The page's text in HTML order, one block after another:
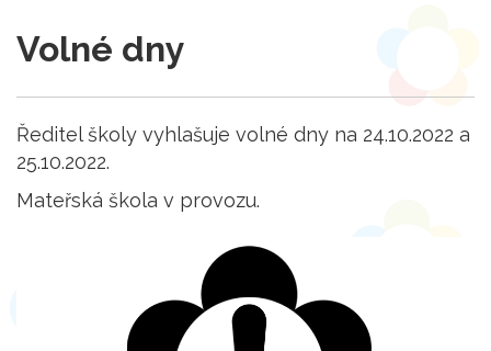
Volné dny
Ředitel školy vyhlašuje volné dny na 24.10.2022 a
25.10.2022.
Mateřská škola v provozu.